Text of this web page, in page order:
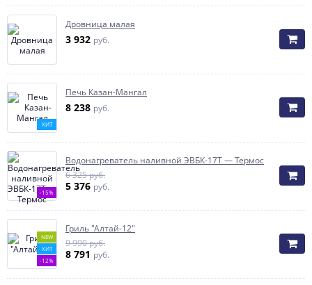
Дровница малая
3 932 руб.
ХИТ
Печь Казан-Мангал
8 238 руб.
-15%
Водонагреватель наливной ЭВБК-17Т — Термос
6 325 руб.
5 376 руб.
NEW
ХИТ
-12%
Гриль "Алтай-12"
9 990 руб.
8 791 руб.